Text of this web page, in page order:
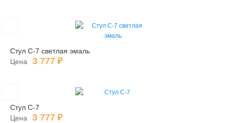
Стул С-7 светлая эмаль
Цена
3 777 ₽
Стул С-7
Цена
3 777 ₽